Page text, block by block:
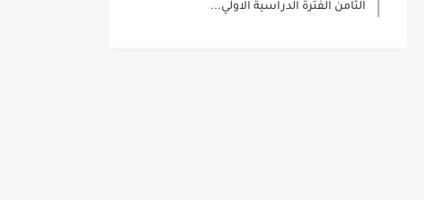
الثامن الفترة الدراسية الاولي...